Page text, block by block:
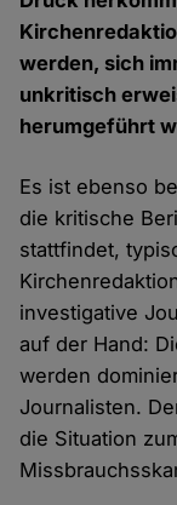
werden, sich
unkritisch
herumgeführt
Es ist ebenso
die kritische
stattfindet,
investigative
auf der Hand:
werden
Journalisten.
die Situation